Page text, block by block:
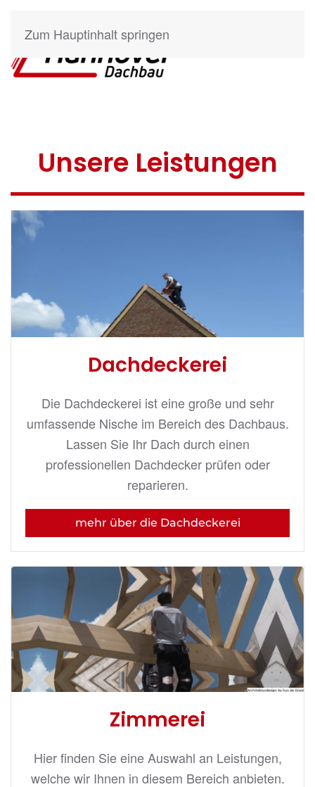
Zum Hauptinhalt springen
Unsere Leistungen
Dachdeckerei
Die Dachdeckerei ist eine große und sehr
umfassende Nische im Bereich des Dachbaus.
Lassen Sie Ihr Dach durch einen
professionellen Dachdecker prüfen oder
reparieren.
mehr über die Dachdeckerei
Zimmerei
Hier finden Sie eine Auswahl an Leistungen,
welche wir Ihnen in diesem Bereich anbieten.